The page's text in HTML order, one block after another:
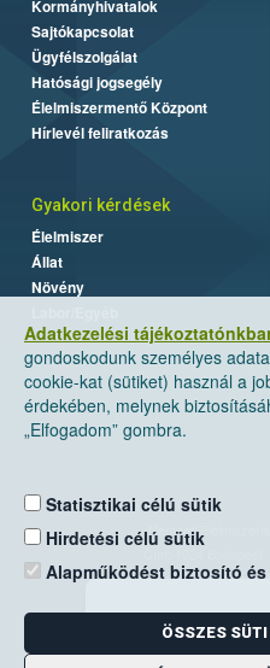
Adatkezelési
gondoskodunk személyes
cookie-kat (sütiket) használ a
érdekében, melynek
„Elfogadom” gombra.
Statisztikai célú sütik
Hirdetési célú sütik
Alapműködést biztosító
ÖSSZES
Kormányhivatalok
Sajtókapcsolat
Ügyfélszolgálat
Hatósági jogsegély
Élelmiszermentő Központ
Hírlevél feliratkozás
Gyakori kérdések
Élelmiszer
Állat
Növény
Nemzeti
Levelezési cím:
E-mail: